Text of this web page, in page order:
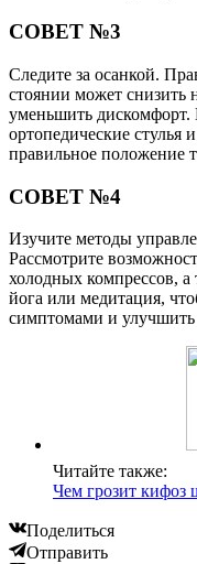
СОВЕТ №3
Следите за осанкой.
стоянии может снизить
уменьшить дискомфорт.
ортопедические
правильное положение
СОВЕТ №4
Изучите методы
Рассмотрите
холодных компрессов, а
йога или медитация,
симптомами и улучшить
Читайте также:
Чем грозит кифоз
Поделиться
Отправить